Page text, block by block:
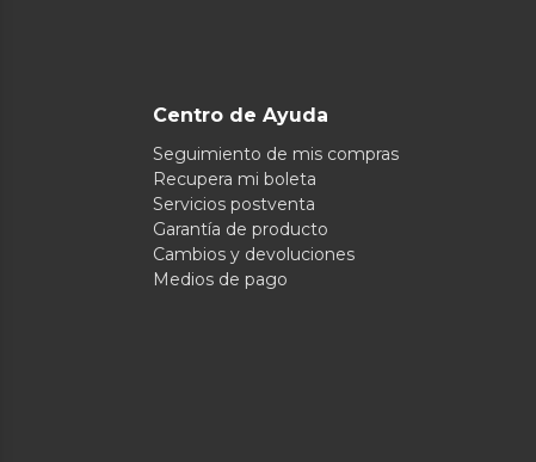
Centro de Ayuda
Seguimiento de mis compras
Recupera mi boleta
Servicios postventa
Garantía de producto
Cambios y devoluciones
Medios de pago